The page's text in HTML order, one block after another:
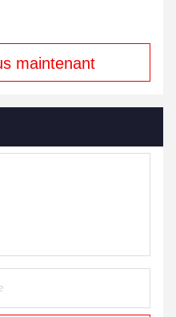
maintenant